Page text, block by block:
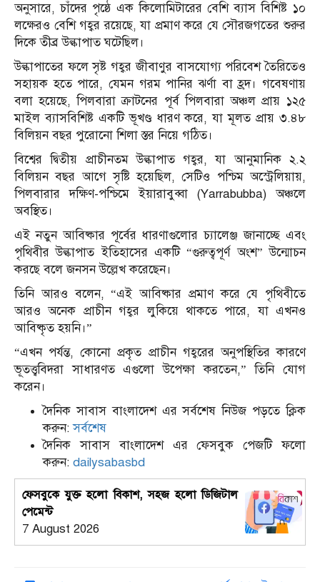
অনুসারে, চাঁদের পৃষ্ঠে এক কিলোমিটারের বেশি ব্যাস বিশিষ্ট ১০
লক্ষেরও বেশি গহ্বর রয়েছে, যা প্রমাণ করে যে সৌরজগতের শুরুর
দিকে তীব্র উল্কাপাত ঘটেছিল।
উল্কাপাতের ফলে সৃষ্ট গহ্বর জীবাণুর বাসযোগ্য পরিবেশ তৈরিতেও
সহায়ক হতে পারে, যেমন গরম পানির ঝর্ণা বা হ্রদ। গবেষণায়
বলা হয়েছে, পিলবারা ক্রাটনের পূর্ব পিলবারা অঞ্চল প্রায় ১২৫
মাইল ব্যাসবিশিষ্ট একটি ভূখণ্ড ধারণ করে, যা মূলত প্রায় ৩.৪৮
বিলিয়ন বছর পুরোনো শিলা স্তর নিয়ে গঠিত।
বিশ্বের দ্বিতীয় প্রাচীনতম উল্কাপাত গহ্বর, যা আনুমানিক ২.২
বিলিয়ন বছর আগে সৃষ্টি হয়েছিল, সেটিও পশ্চিম অস্ট্রেলিয়ায়,
পিলবারার দক্ষিণ-পশ্চিমে ইয়ারাবুব্বা (Yarrabubba) অঞ্চলে
অবস্থিত।
এই নতুন আবিষ্কার পূর্বের ধারণাগুলোর চ্যালেঞ্জ জানাচ্ছে এবং
পৃথিবীর উল্কাপাত ইতিহাসের একটি “গুরুত্বপূর্ণ অংশ” উন্মোচন
করছে বলে জনসন উল্লেখ করেছেন।
তিনি আরও বলেন, “এই আবিষ্কার প্রমাণ করে যে পৃথিবীতে
আরও অনেক প্রাচীন গহ্বর লুকিয়ে থাকতে পারে, যা এখনও
আবিষ্কৃত হয়নি।”
“এখন পর্যন্ত, কোনো প্রকৃত প্রাচীন গহ্বরের অনুপস্থিতির কারণে
ভূতত্ত্ববিদরা সাধারণত এগুলো উপেক্ষা করতেন,” তিনি যোগ
করেন।
দৈনিক সাবাস বাংলাদেশ এর সর্বশেষ নিউজ পড়তে ক্লিক
করুন:সর্বশেষ
দৈনিক সাবাস বাংলাদেশ এর ফেসবুক পেজটি ফলো
করুন: dailysabasbd
ফেসবুকে যুক্ত হলো বিকাশ, সহজ হলো ডিজিটাল
পেমেন্ট
7 August 2026